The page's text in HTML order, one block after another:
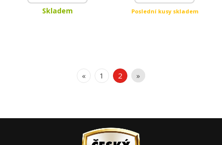
Skladem
Poslední kusy skladem
« 1 2 »